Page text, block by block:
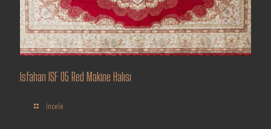
Isfahan ISF 05 Red Makine Halısı
İncele